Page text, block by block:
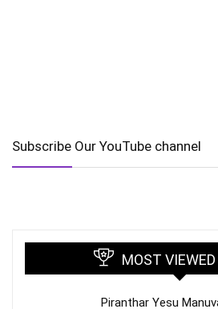
Subscribe Our YouTube channel
MOST
Piranthar Yesu